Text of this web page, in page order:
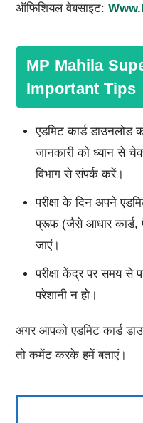
ऑफिशियल वेबसाइट:
MP Mahila
Important Tips
एडमिट कार्ड डाउनलोड
जानकारी को ध्यान से
विभाग से संपर्क करें।
परीक्षा के दिन अपने
प्रूफ (जैसे आधार कार्ड,
जाएं।
परीक्षा केंद्र पर समय
परेशानी न हो।
अगर आपको एडमिट कार्ड
तो कमेंट करके हमें बताएं।